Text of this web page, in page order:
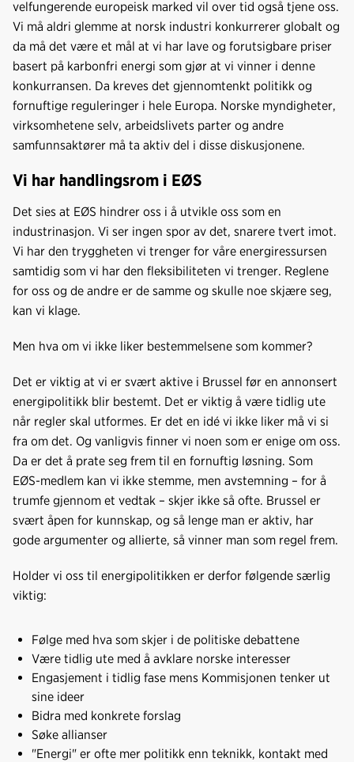
velfungerende europeisk marked vil over tid også tjene oss.
Vi må aldri glemme at norsk industri konkurrerer globalt og
da må det være et mål at vi har lave og forutsigbare priser
basert på karbonfri energi som gjør at vi vinner i denne
konkurransen. Da kreves det gjennomtenkt politikk og
fornuftige reguleringer i hele Europa. Norske myndigheter,
virksomhetene selv, arbeidslivets parter og andre
samfunnsaktører må ta aktiv del i disse diskusjonene.
Vi har handlingsrom i EØS
Det sies at EØS hindrer oss i å utvikle oss som en
industrinasjon. Vi ser ingen spor av det, snarere tvert imot.
Vi har den tryggheten vi trenger for våre energiressursen
samtidig som vi har den fleksibiliteten vi trenger. Reglene
for oss og de andre er de samme og skulle noe skjære seg,
kan vi klage.
Men hva om vi ikke liker bestemmelsene som kommer?
Det er viktig at vi er svært aktive i Brussel før en annonsert
energipolitikk blir bestemt. Det er viktig å være tidlig ute
når regler skal utformes. Er det en idé vi ikke liker må vi si
fra om det. Og vanligvis finner vi noen som er enige om oss.
Da er det å prate seg frem til en fornuftig løsning. Som
EØS-medlem kan vi ikke stemme, men avstemning – for å
trumfe gjennom et vedtak – skjer ikke så ofte. Brussel er
svært åpen for kunnskap, og så lenge man er aktiv, har
gode argumenter og allierte, så vinner man som regel frem.
Holder vi oss til energipolitikken er derfor følgende særlig
viktig:
Følge med hva som skjer i de politiske debattene
Være tidlig ute med å avklare norske interesser
Engasjement i tidlig fase mens Kommisjonen tenker ut
sine ideer
Bidra med konkrete forslag
Søke allianser
"Energi" er ofte mer politikk enn teknikk, kontakt med